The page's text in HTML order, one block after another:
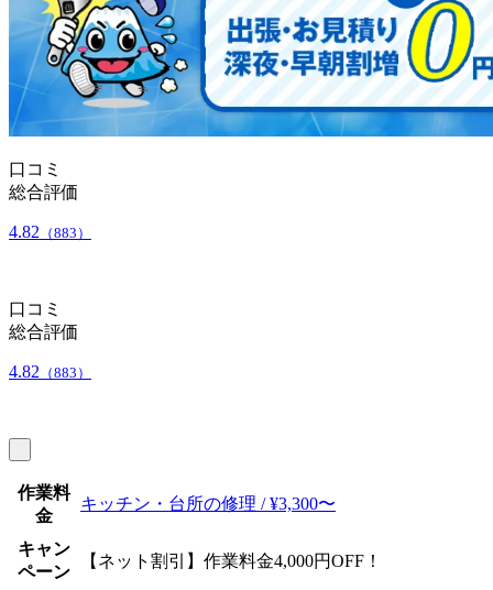
口コミ
総合評価
4.82 （883）
口コミ
総合評価
4.82 （883）
作業料
金
キッチン・台所の修理 / ¥3,300〜
キャン
ペーン
【ネット割引】作業料金4,000円OFF！